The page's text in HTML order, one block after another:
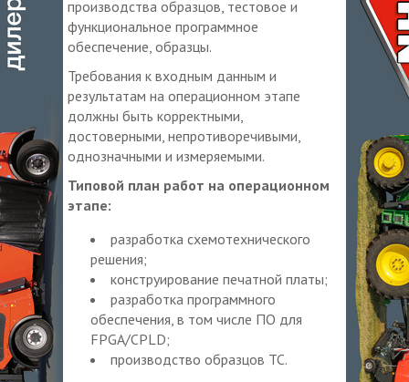
производства образцов, тестовое и
функциональное программное
обеспечение, образцы.
Требования к входным данным и
результатам на операционном этапе
должны быть корректными,
достоверными, непротиворечивыми,
однозначными и измеряемыми.
Типовой план работ на операционном
этапе:
разработка схемотехнического
решения;
конструирование печатной платы;
разработка программного
обеспечения, в том числе ПО для
FPGA/CPLD;
производство образцов ТС.